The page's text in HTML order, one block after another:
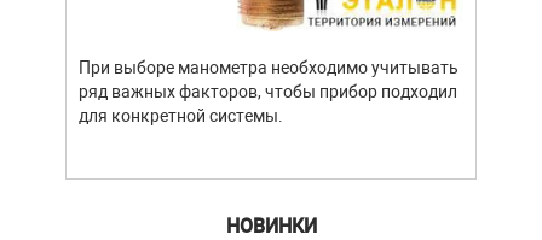
При выборе манометра необходимо учитывать
ряд важных факторов, чтобы прибор подходил
для конкретной системы.
НОВИНКИ